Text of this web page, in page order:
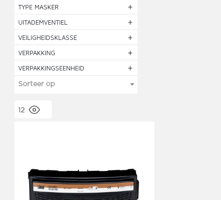
TYPE MASKER
UITADEMVENTIEL
VEILIGHEIDSKLASSE
VERPAKKING
VERPAKKINGSEENHEID
Sorteer op
12